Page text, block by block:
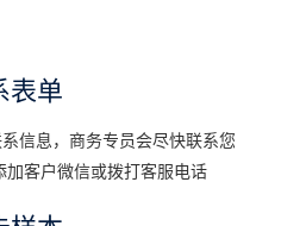
表单
信息，商务专员会尽快联系您
加客户微信或拨打客服电话